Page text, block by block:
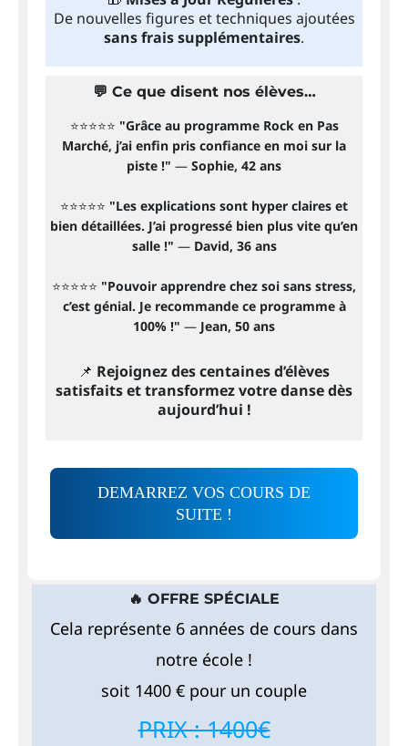
De nouvelles figures et techniques ajoutées
sans frais supplémentaires.
💬 Ce que disent nos élèves…
⭐️⭐️⭐️⭐️⭐️ "Grâce au programme Rock en Pas
Marché, j’ai enfin pris confiance en moi sur la
piste !" — Sophie, 42 ans
⭐️⭐️⭐️⭐️⭐️ "Les explications sont hyper claires et
bien détaillées. J’ai progressé bien plus vite qu’en
salle !" — David, 36 ans
⭐️⭐️⭐️⭐️⭐️ "Pouvoir apprendre chez soi sans stress,
c’est génial. Je recommande ce programme à
100% !" — Jean, 50 ans
📌 Rejoignez des centaines d’élèves
satisfaits et transformez votre danse dès
aujourd’hui !
DEMARREZ VOS COURS DE
SUITE !
🔥 OFFRE SPÉCIALE
Cela représente 6 années de cours dans
notre école !
soit 1400 € pour un couple
PRIX : 1400€